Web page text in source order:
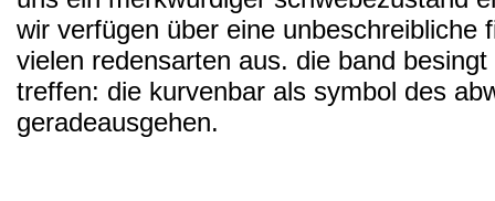
wir verfügen über eine unbeschreibliche
vielen redensarten aus. die band
treffen: die kurvenbar als symbol des
geradeausgehen.